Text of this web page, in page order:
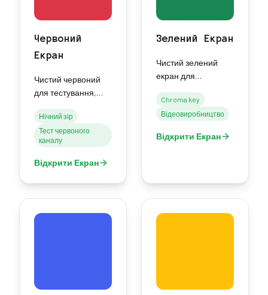
Червоний
Екран
Чистий червоний
для тестування,
зору та
фотографічного
освітлення.
Нічний зір
Тест червоного
каналу
Відкрити Екран
Зелений Екран
Чистий зелений
екран для
відеовиробництва
та стрімінгу.
Chroma key
Відеовиробництво
Відкрити Екран